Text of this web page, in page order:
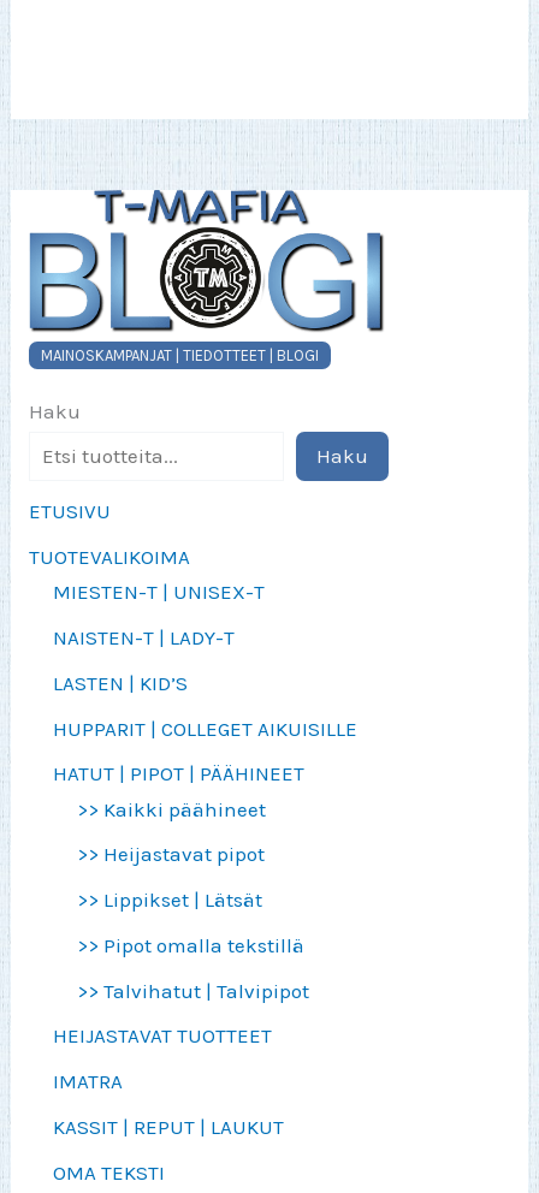
MAINOSKAMPANJAT | TIEDOTTEET | BLOGI
Haku
Haku
ETUSIVU
TUOTEVALIKOIMA
MIESTEN-T | UNISEX-T
NAISTEN-T | LADY-T
LASTEN | KID’S
HUPPARIT | COLLEGET AIKUISILLE
HATUT | PIPOT | PÄÄHINEET
>> Kaikki päähineet
>> Heijastavat pipot
>> Lippikset | Lätsät
>> Pipot omalla tekstillä
>> Talvihatut | Talvipipot
HEIJASTAVAT TUOTTEET
IMATRA
KASSIT | REPUT | LAUKUT
OMA TEKSTI